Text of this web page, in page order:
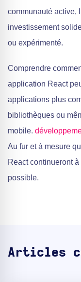
communauté active,
investissement
ou expérimenté.
Comprendre
application React
applications plus
bibliothèques ou
mobile.
Au fur et à mesure
React continueront
possible.
Articles